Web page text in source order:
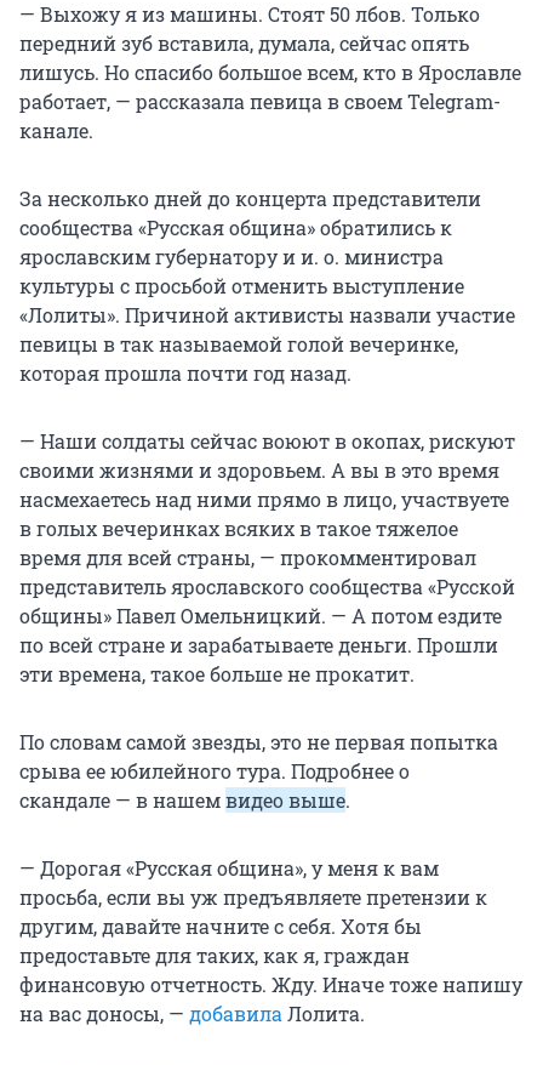
— Выхожу я из машины. Стоят 50 лбов. Только
передний зуб вставила, думала, сейчас опять
лишусь. Но спасибо большое всем, кто в Ярославле
работает, — рассказала певица в своем Telegram-
канале.
За несколько дней до концерта представители
сообщества «Русская община» обратились к
ярославским губернатору и и. о. министра
культуры с просьбой отменить выступление
«Лолиты». Причиной активисты назвали участие
певицы в так называемой голой вечеринке,
которая прошла почти год назад.
— Наши солдаты сейчас воюют в окопах, рискуют
своими жизнями и здоровьем. А вы в это время
насмехаетесь над ними прямо в лицо, участвуете
в голых вечеринках всяких в такое тяжелое
время для всей страны, — прокомментировал
представитель ярославского сообщества «Русской
общины» Павел Омельницкий. — А потом ездите
по всей стране и зарабатываете деньги. Прошли
эти времена, такое больше не прокатит.
По словам самой звезды, это не первая попытка
срыва ее юбилейного тура. Подробнее о
скандале — в нашемвидео выше.
— Дорогая «Русская община», у меня к вам
просьба, если вы уж предъявляете претензии к
другим, давайте начните с себя. Хотя бы
предоставьте для таких, как я, граждан
финансовую отчетность. Жду. Иначе тоже напишу
на вас доносы, — добавила Лолита.